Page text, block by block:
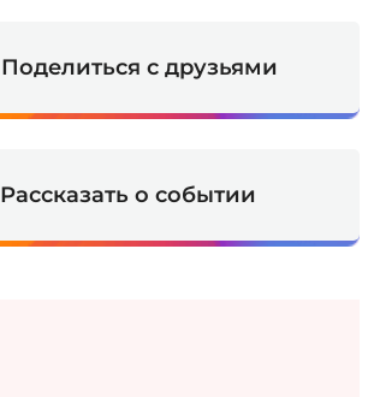
Поделиться с друзьями
Рассказать о событии